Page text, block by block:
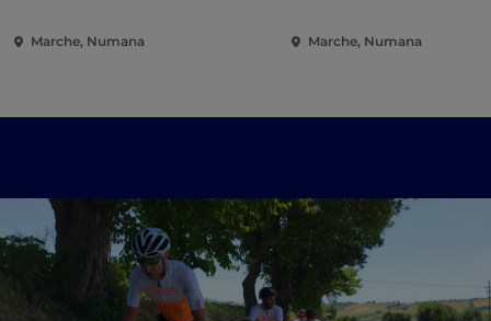
Marche, Numana Marche, Numana